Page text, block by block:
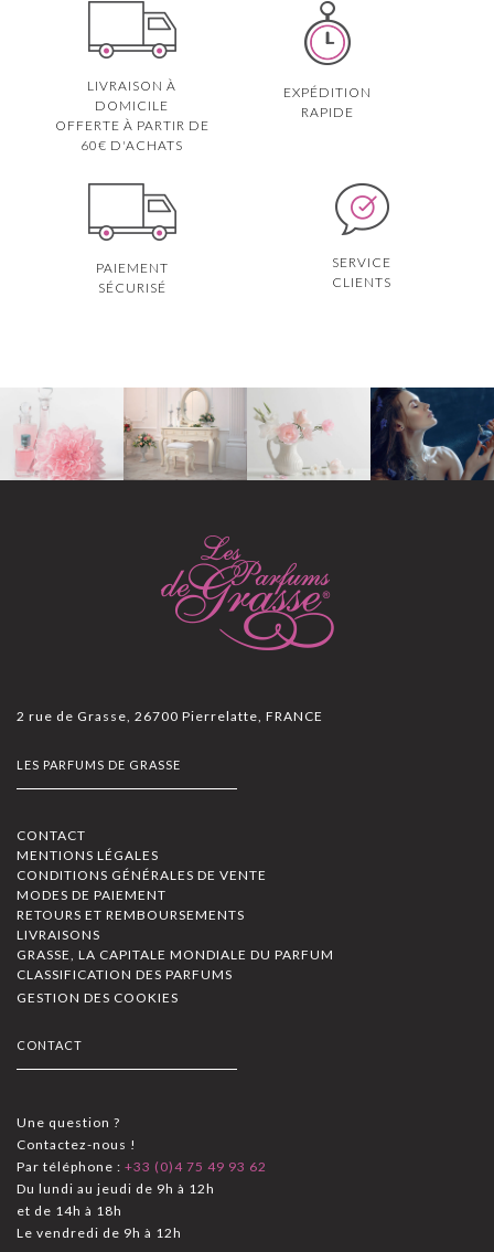
LIVRAISON À
DOMICILE
OFFERTE À PARTIR DE
60€ D'ACHATS
EXPÉDITION
RAPIDE
PAIEMENT
SÉCURISÉ
SERVICE
CLIENTS
2 rue de Grasse, 26700 Pierrelatte, FRANCE
LES PARFUMS DE GRASSE
CONTACT
MENTIONS LÉGALES
CONDITIONS GÉNÉRALES DE VENTE
MODES DE PAIEMENT
RETOURS ET REMBOURSEMENTS
LIVRAISONS
GRASSE, LA CAPITALE MONDIALE DU PARFUM
CLASSIFICATION DES PARFUMS
GESTION DES COOKIES
CONTACT
Une question ?
Contactez-nous !
Par téléphone : +33 (0)4 75 49 93 62
Du lundi au jeudi de 9h à 12h
et de 14h à 18h
Le vendredi de 9h à 12h